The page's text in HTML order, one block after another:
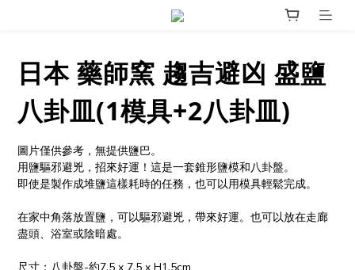
日本 藥師窯 趨吉避凶 盛鹽
八卦皿(1模具+2八卦皿)
圖片僅供參考，無提供鹽巴。
用鹽驅邪避兇，招來好運！這是一套錐形鹽模和八卦盤。
即使是製作成堆鹽這樣耗時的任務，也可以用模具輕鬆完成。
在家中角落放置鹽，可以驅邪避兇，帶來好運。也可以放在走廊
盡頭、浴室或陰暗處。